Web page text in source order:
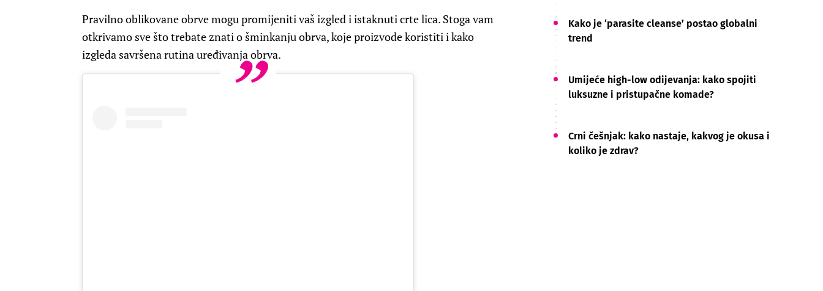
Pravilno oblikovane obrve mogu promijeniti vaš izgled i istaknuti crte lica. Stoga vam
otkrivamo sve što trebate znati o šminkanju obrva, koje proizvode koristiti i kako
izgleda savršena rutina uređivanja obrva.
Kako je ‘parasite cleanse’ postao globalni
trend
Umijeće high-low odijevanja: kako spojiti
luksuzne i pristupačne komade?
Crni češnjak: kako nastaje, kakvog je okusa i
koliko je zdrav?